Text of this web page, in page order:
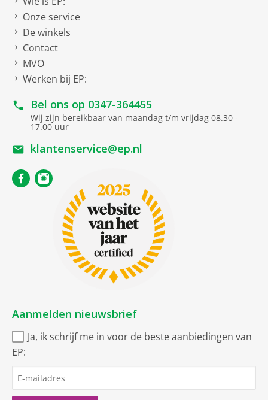
Onze service
De winkels
Contact
MVO
Werken bij EP:
Bel ons op 0347-364455
Wij zijn bereikbaar van maandag t/m vrijdag 08.30 -
17.00 uur
klantenservice@ep.nl
Aanmelden nieuwsbrief
Ja, ik schrijf me in voor de beste aanbiedingen van
EP: